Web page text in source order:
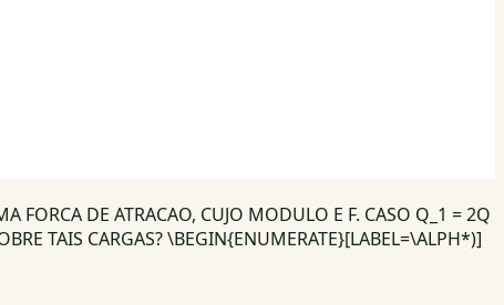
FORCA DE ATRACAO, CUJO MODULO E F. CASO Q_1 = 2Q
TAIS CARGAS? \BEGIN{ENUMERATE}[LABEL=\ALPH*)]